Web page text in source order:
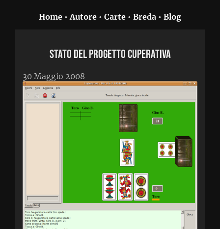
Home •Autore • Carte • Breda • Blog
Stato del progetto Cuperativa
30 Maggio 2008